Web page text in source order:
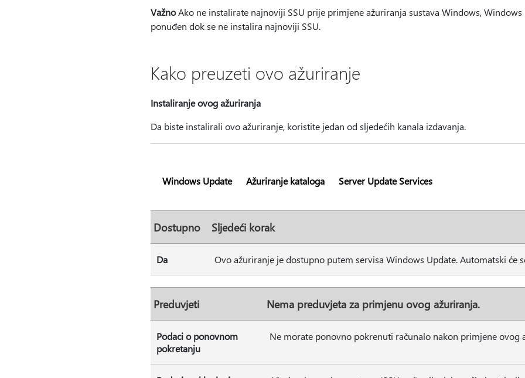
VažnoAko ne instalirate najnoviji SSU prije primjene ažuriranja sustava Windows, Windows
ponuđen dok se ne instalira najnoviji SSU.
Kako preuzeti ovo ažuriranje
Instaliranje ovog ažuriranja
Da biste instalirali ovo ažuriranje, koristite jedan od sljedećih kanala izdavanja.
Windows Update Ažuriranje kataloga Server Update Services
Dostupno Sljedeći korak
Da Ovo ažuriranje je dostupno putem servisa Windows Update. Automatski će
Preduvjeti Nema preduvjeta za primjenu ovog ažuriranja.
Podaci o ponovnom
pokretanju
Ne morate ponovno pokrenuti računalo nakon primjene ovog